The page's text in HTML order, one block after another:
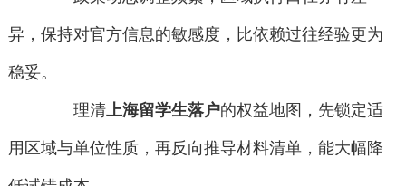
异，保持对官方信息的敏感度，比依赖过往经验更为
稳妥。
理清上海留学生落户的权益地图，先锁定适
用区域与单位性质，再反向推导材料清单，能大幅降